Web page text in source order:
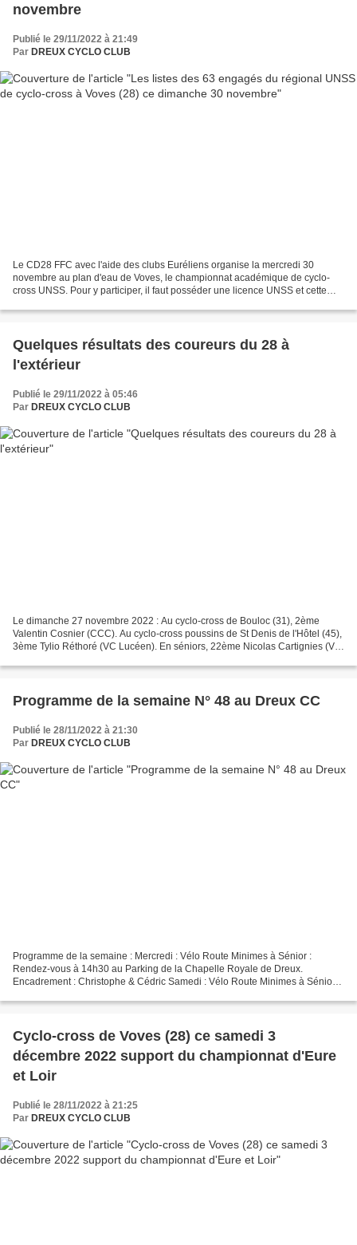
novembre
Publié le 29/11/2022 à 21:49
Par DREUX CYCLO CLUB
Le CD28 FFC avec l'aide des clubs Euréliens organise la mercredi 30
novembre au plan d'eau de Voves, le championnat académique de cyclo-
cross UNSS. Pour y participer, il faut posséder une licence UNSS et cette
Quelques résultats des coureurs du 28 à
l'extérieur
Publié le 29/11/2022 à 05:46
Par DREUX CYCLO CLUB
Le dimanche 27 novembre 2022 : Au cyclo-cross de Bouloc (31), 2ème
Valentin Cosnier (CCC). Au cyclo-cross poussins de St Denis de l'Hôtel (45),
3ème Tylio Réthoré (VC Lucéen). En séniors, 22ème Nicolas Cartignies (VC
Programme de la semaine N° 48 au Dreux CC
Publié le 28/11/2022 à 21:30
Par DREUX CYCLO CLUB
Programme de la semaine : Mercredi : Vélo Route Minimes à Sénior :
Rendez-vous à 14h30 au Parking de la Chapelle Royale de Dreux.
Encadrement : Christophe & Cédric Samedi : Vélo Route Minimes à Sénior :
Cyclo-cross de Voves (28) ce samedi 3
décembre 2022 support du championnat d'Eure
et Loir
Publié le 28/11/2022 à 21:25
Par DREUX CYCLO CLUB